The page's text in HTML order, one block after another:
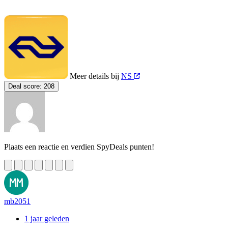
Meer details bij NS
Deal score: 208
Plaats een reactie en verdien SpyDeals punten!
mb2051
1 jaar geleden